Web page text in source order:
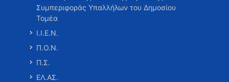
Συμπεριφοράς Υπαλλήλων του Δημοσίου
Τομέα
Ι.Ι.Ε.Ν.
Π.Ο.Ν.
Π.Σ.
ΕΛ.ΑΣ.